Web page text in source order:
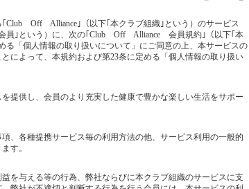
Club Off Alliance｣（以下｢本クラブ組織｣という）のサービス
会員｣という）に、次の｢Club Off Alliance 会員規約｣（以下｢本
「個人情報の取り扱いについて」にご同意の上、本サービスの
によって、本規約および第23条に定める「個人情報の取り扱い
提供し、会員のより充実した健康で豊かな楽しい生活をサポー
、各種提携サービス毎の利用方法の他、サービス利用の一般的
す。
を与える等の行為、弊社ならびに本クラブ組織のサービスに支